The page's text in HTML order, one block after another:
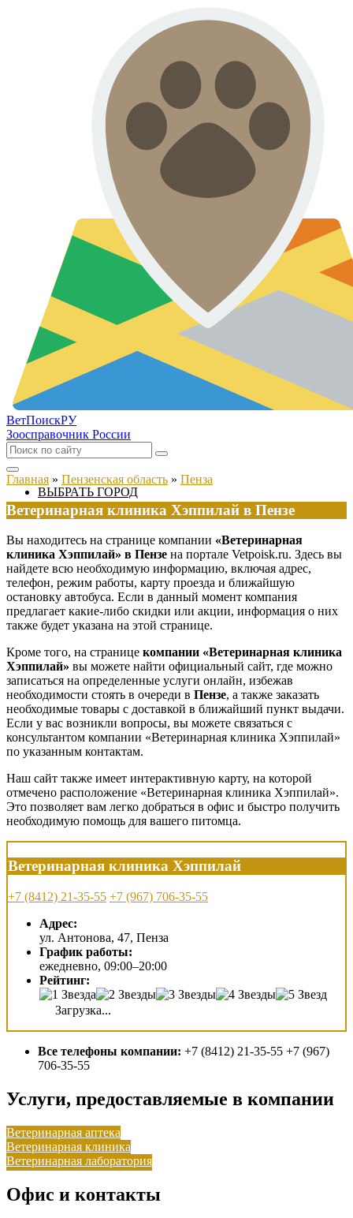
ВетПоискРУ
Зоосправочник России
ВЫБРАТЬ ГОРОД
Главная » Пензенская область » Пенза
Ветеринарная клиника Хэппилай в Пензе
Вы находитесь на странице компании «Ветеринарная
клиника Хэппилай» в Пензе на портале Vetpoisk.ru. Здесь вы
найдете всю необходимую информацию, включая адрес,
телефон, режим работы, карту проезда и ближайшую
остановку автобуса. Если в данный момент компания
предлагает какие-либо скидки или акции, информация о них
также будет указана на этой странице.
Кроме того, на странице компании «Ветеринарная клиника
Хэппилай» вы можете найти официальный сайт, где можно
записаться на определенные услуги онлайн, избежав
необходимости стоять в очереди в Пензе, а также заказать
необходимые товары с доставкой в ближайший пункт выдачи.
Если у вас возникли вопросы, вы можете связаться с
консультантом компании «Ветеринарная клиника Хэппилай»
по указанным контактам.
Наш сайт также имеет интерактивную карту, на которой
отмечено расположение «Ветеринарная клиника Хэппилай».
Это позволяет вам легко добраться в офис и быстро получить
необходимую помощь для вашего питомца.
Ветеринарная клиника Хэппилай
+7 (8412) 21-35-55 +7 (967) 706-35-55
Адрес:
ул. Антонова, 47, Пенза
График работы:
ежедневно, 09:00–20:00
Рейтинг:
Загрузка...
Все телефоны компании: +7 (8412) 21-35-55 +7 (967)
706-35-55
Услуги, предоставляемые в компании
Ветеринарная аптека
Ветеринарная клиника
Ветеринарная лаборатория
Офис и контакты